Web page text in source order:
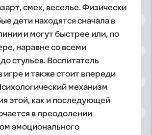
смех, веселье. Физически
дети находятся сначала в
и могут быстрее или, по
наравне со всеми
стульев. Воспитатель
игре и также стоит впереди
механизм
этой, как и последующей
в преодолении
эмоционального